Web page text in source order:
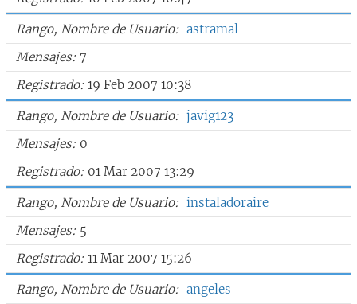
Rango, Nombre de Usuario
astramal
Mensajes 7
Registrado 19 Feb 2007 10:38
Rango, Nombre de Usuario
javig123
Mensajes 0
Registrado 01 Mar 2007 13:29
Rango, Nombre de Usuario
instaladoraire
Mensajes 5
Registrado 11 Mar 2007 15:26
Rango, Nombre de Usuario
angeles